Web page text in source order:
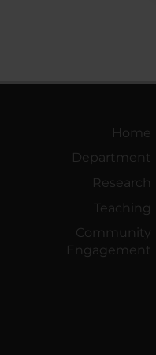
Home
Department
Research
Teaching
Community
Engagement